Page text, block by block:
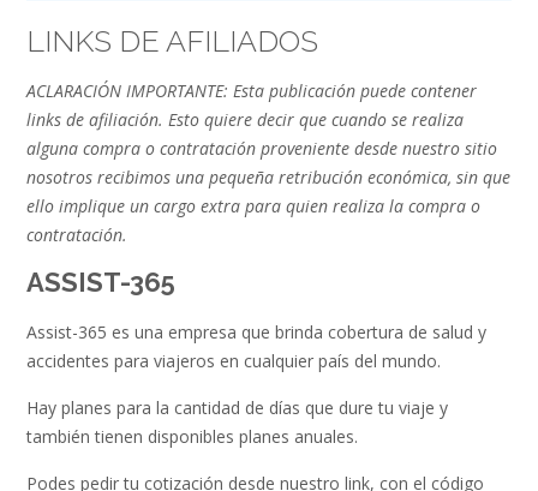
LINKS DE AFILIADOS
ACLARACIÓN IMPORTANTE: Esta publicación puede contener
links de afiliación. Esto quiere decir que cuando se realiza
alguna compra o contratación proveniente desde nuestro sitio
nosotros recibimos una pequeña retribución económica, sin que
ello implique un cargo extra para quien realiza la compra o
contratación.
ASSIST-365
Assist-365 es una empresa que brinda cobertura de salud y
accidentes para viajeros en cualquier país del mundo.
Hay planes para la cantidad de días que dure tu viaje y
también tienen disponibles planes anuales.
Podes pedir tu cotización desde nuestro link, con el código